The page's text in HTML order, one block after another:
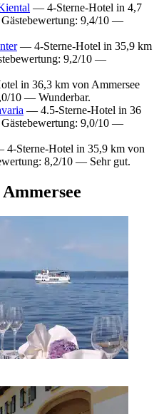
— 4-Sterne-Hotel in 4,7
9,4/10 —
— 4-Sterne-Hotel in 35,9 km
9,2/10 —
in 36,3 km von Ammersee
10 — Wunderbar.
— 4.5-Sterne-Hotel in 36
9,0/10 —
Sterne-Hotel in 35,9 km von
8,2/10 — Sehr gut.